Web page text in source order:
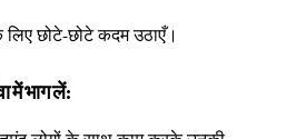
छोटे-छोटे कदम उठाएँ।
में भाग लें: